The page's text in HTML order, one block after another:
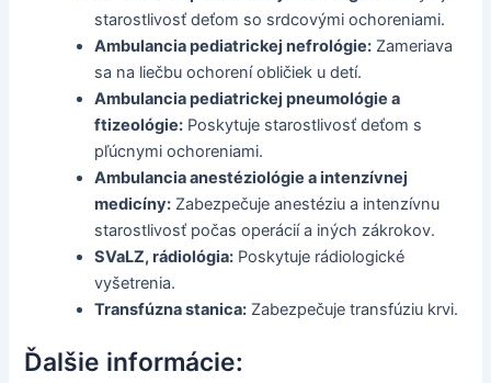
starostlivosť deťom so srdcovými ochoreniami.
Ambulancia pediatrickej nefrológie: Zameriava
sa na liečbu ochorení obličiek u detí.
Ambulancia pediatrickej pneumológie a
ftizeológie: Poskytuje starostlivosť deťom s
pľúcnymi ochoreniami.
Ambulancia anestéziológie a intenzívnej
medicíny: Zabezpečuje anestéziu a intenzívnu
starostlivosť počas operácií a iných zákrokov.
SVaLZ, rádiológia: Poskytuje rádiologické
vyšetrenia.
Transfúzna stanica: Zabezpečuje transfúziu krvi.
Ďalšie informácie: